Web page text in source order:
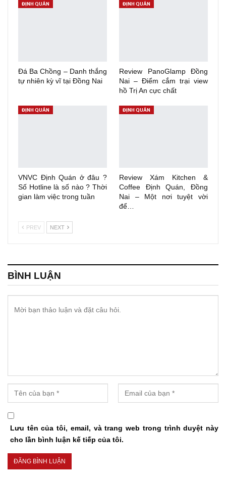
ĐỊNH QUÁN
Đá Ba Chồng – Danh thắng
tự nhiên kỳ vĩ tại Đồng Nai
ĐỊNH QUÁN
Review PanoGlamp Đồng
Nai – Điểm cắm trại view
hồ Trị An cực chất
ĐỊNH QUÁN
VNVC Định Quán ở đâu ?
Số Hotline là số nào ? Thời
gian làm việc trong tuần
ĐỊNH QUÁN
Review Xám Kitchen &
Coffee Định Quán, Đồng
Nai – Một nơi tuyệt vời
để…
PREV NEXT
BÌNH LUẬN
Lưu tên của tôi, email, và trang web trong trình duyệt này
cho lần bình luận kế tiếp của tôi.